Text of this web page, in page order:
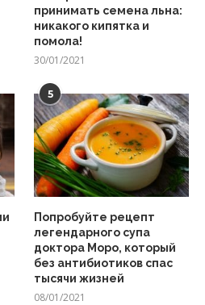
принимать семена льна:
никакого кипятка и
помола!
30/01/2021
5
Попробуйте рецепт
легендарного супа
доктора Моро, который
без антибиотиков спас
тысячи жизней
08/01/2021